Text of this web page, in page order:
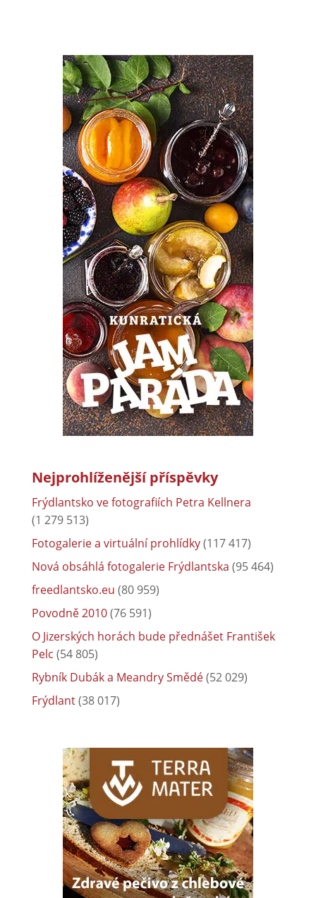
Nejprohlíženější příspěvky
Frýdlantsko ve fotografiích Petra Kellnera
(1 279 513)
Fotogalerie a virtuální prohlídky(117 417)
Nová obsáhlá fotogalerie Frýdlantska (95 464)
freedlantsko.eu (80 959)
Povodně 2010(76 591)
O Jizerských horách bude přednášet František
Pelc (54 805)
Rybník Dubák a Meandry Smědé(52 029)
Frýdlant(38 017)